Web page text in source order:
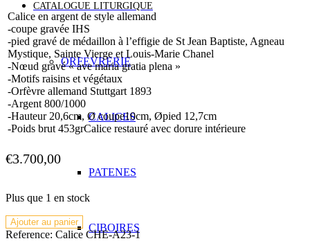
CATALOGUE LITURGIQUE
ORFEVRERIE
CALICES
PATENES
CIBOIRES
Calice en argent de style allemand
-coupe gravée IHS
-pied gravé de médaillon à l’effigie de St Jean Baptiste, Agneau
Mystique, Sainte Vierge et Louis-Marie Chanel
-Nœud gravé « ave maria gratia plena »
-Motifs raisins et végétaux
-Orfèvre allemand Stuttgart 1893
-Argent 800/1000
-Hauteur 20,6cm, Ø coupe10cm, Øpied 12,7cm
-Poids brut 453grCalice restauré avec dorure intérieure
€3.700,00
Plus que 1 en stock
quantité
de
Ajouter au panier
Reference: Calice CHE-A23-1